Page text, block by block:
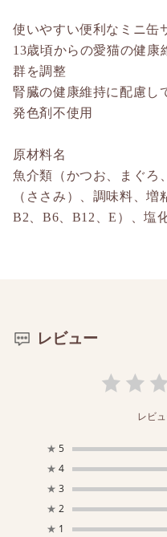
使いやすい便利なミニ缶
13歳頃からの愛猫の健康
群を調整
腎臓の健康維持に配慮し
発色剤不使用
原材料名
魚介類（かつお、まぐろ
（ささみ）、調味料、増
B2、B6、B12、E）、塩
レビュー
レビ
★ 5
★ 4
★ 3
★ 2
★ 1